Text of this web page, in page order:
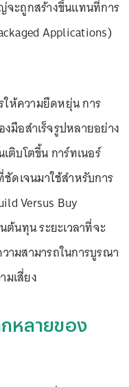
จะถูกสร้างขึ้นแทนที่การ
Applications)
ให้ความยืดหยุ่น การ
มือสำเร็จรูปหลายอย่าง
ติบโตขึ้น การ์ทเนอร์
ดเจนมาใช้สำหรับการ
Versus Buy
นทุน ระยะเวลาที่จะ
มสามารถในการบูรณา
เสี่ยง
หลายของ